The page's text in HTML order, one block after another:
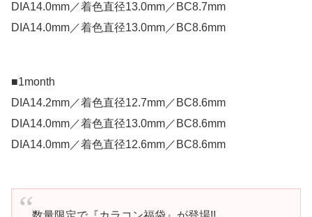
DIA14.0mm／着色直径13.0mm／BC8.7mm
DIA14.0mm／着色直径13.0mm／BC8.6mm
■1month
DIA14.2mm／着色直径12.7mm／BC8.6mm
DIA14.0mm／着色直径13.0mm／BC8.6mm
DIA14.0mm／着色直径12.6mm／BC8.6mm